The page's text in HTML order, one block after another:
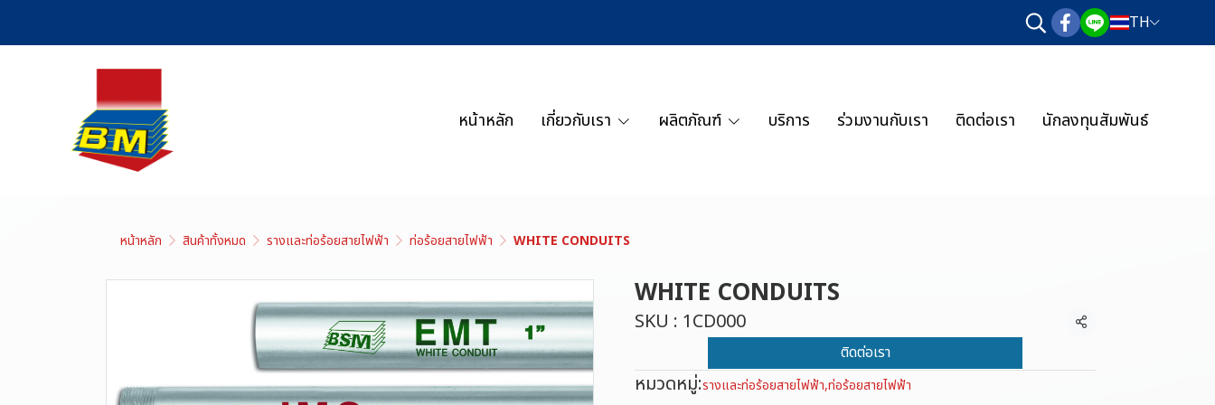
TH
หน้าหลัก เกี่ยวกับเรา ผลิตภัณฑ์ บริการ ร่วมงานกับเรา ติดต่อเรา นักลงทุนสัมพันธ์
หน้าหลัก สินค้าทั้งหมด รางและท่อร้อยสายไฟฟ้า ท่อร้อยสายไฟฟ้า WHITE CONDUITS
WHITE CONDUITS
SKU : 1CD000
แชร์
ติดต่อเรา
หมวดหมู่:รางและท่อร้อยสายไฟฟ้า,ท่อร้อยสายไฟฟ้า